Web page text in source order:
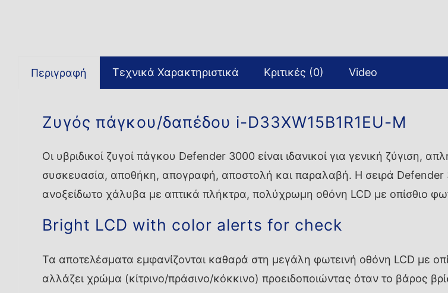
Περιγραφή Τεχνικά Χαρακτηριστικά Κριτικές (0) Video
Ζυγός πάγκου/δαπέδου i-D33XW15B1R1EU-M
Οι υβριδικοί ζυγοί πάγκου Defender 3000 είναι ιδανικοί για γενική ζύγιση,
συσκευασία, αποθήκη, απογραφή, αποστολή και παραλαβή. Η σειρά Defender
ανοξείδωτο χάλυβα με απτικά πλήκτρα, πολύχρωμη οθόνη LCD με οπίσθιο
Bright LCD with color alerts for check
Τα αποτελέσματα εμφανίζονται καθαρά στη μεγάλη φωτεινή οθόνη LCD με
αλλάζει χρώμα (κίτρινο/πράσινο/κόκκινο) προειδοποιώντας όταν το βάρος